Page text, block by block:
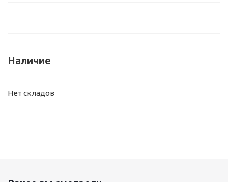
Наличие
Нет складов